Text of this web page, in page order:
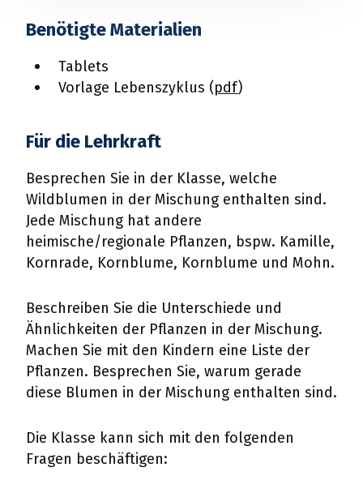
Benötigte Materialien
Tablets
Vorlage Lebenszyklus (pdf)
Für die Lehrkraft
Besprechen Sie in der Klasse, welche
Wildblumen in der Mischung enthalten sind.
Jede Mischung hat andere
heimische/regionale Pflanzen, bspw. Kamille,
Kornrade, Kornblume, Kornblume und Mohn.
Beschreiben Sie die Unterschiede und
Ähnlichkeiten der Pflanzen in der Mischung.
Machen Sie mit den Kindern eine Liste der
Pflanzen. Besprechen Sie, warum gerade
diese Blumen in der Mischung enthalten sind.
Die Klasse kann sich mit den folgenden
Fragen beschäftigen: